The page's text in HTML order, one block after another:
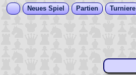
Neues Spiel Partien Turniere